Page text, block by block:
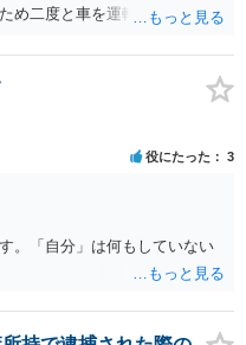
め二度と車を運転をしない、
く関連性がなく、あなたが言
単純に過失運転致傷を起こし
予を取り消されることはあり
公判請求されるような重大事
車検・無保険で後遺障害を生
。）などでなければ、交通事
賠償責任を果たすことができ
、罰金刑で済み、執行猶予を
で車を使われていたり、趣味
は、あなたが二度と覚醒剤に
役にたった 3
。「自分」は何もしていない